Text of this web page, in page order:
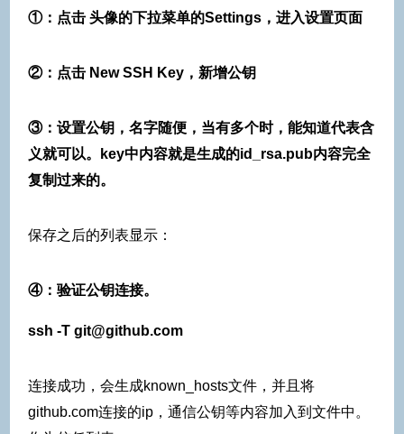
①：点击 头像的下拉菜单的Settings，进入设置页面
②：点击 New SSH Key，新增公钥
③：设置公钥，名字随便，当有多个时，能知道代表含
义就可以。key中内容就是生成的id_rsa.pub内容完全
复制过来的。
保存之后的列表显示：
④：验证公钥连接。
ssh -T git@github.com
连接成功，会生成known_hosts文件，并且将
github.com连接的ip，通信公钥等内容加入到文件中。